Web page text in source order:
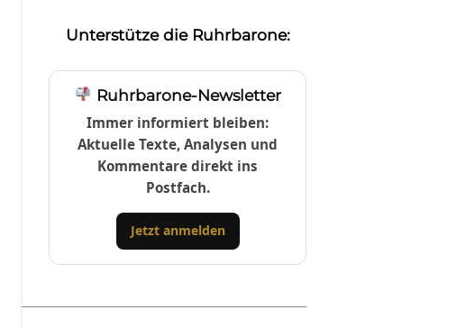
Unterstütze die Ruhrbarone:
Ruhrbarone-Newsletter
Immer informiert bleiben:
Aktuelle Texte, Analysen und
Kommentare direkt ins
Postfach.
Jetzt anmelden